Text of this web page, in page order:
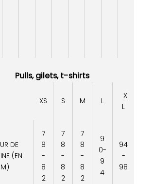
Pulls, gilets, t-shirts
XS S M L
X
L
DE
(EN
7
8
-
8
2
7
8
-
8
2
7
8
-
8
2
9
0-
9
4
94
-
98